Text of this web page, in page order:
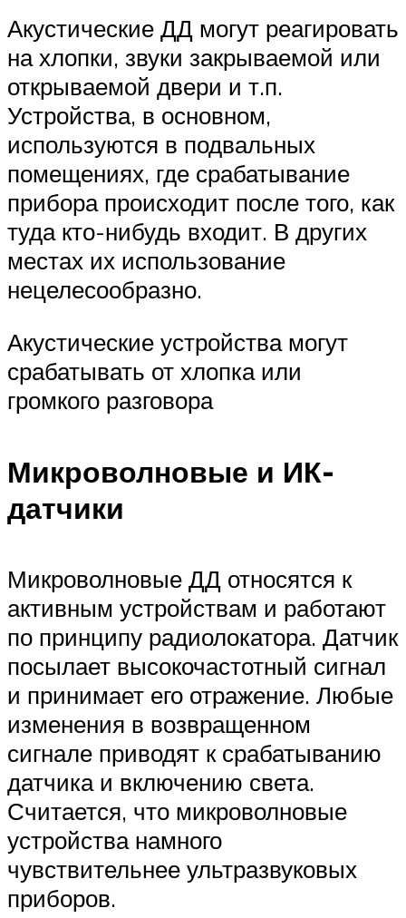
Акустические ДД могут реагировать
на хлопки, звуки закрываемой или
открываемой двери и т.п.
Устройства, в основном,
используются в подвальных
помещениях, где срабатывание
прибора происходит после того, как
туда кто-нибудь входит. В других
местах их использование
нецелесообразно.
Акустические устройства могут
срабатывать от хлопка или
громкого разговора
Микроволновые и ИК-
датчики
Микроволновые ДД относятся к
активным устройствам и работают
по принципу радиолокатора. Датчик
посылает высокочастотный сигнал
и принимает его отражение. Любые
изменения в возвращенном
сигнале приводят к срабатыванию
датчика и включению света.
Считается, что микроволновые
устройства намного
чувствительнее ультразвуковых
приборов.